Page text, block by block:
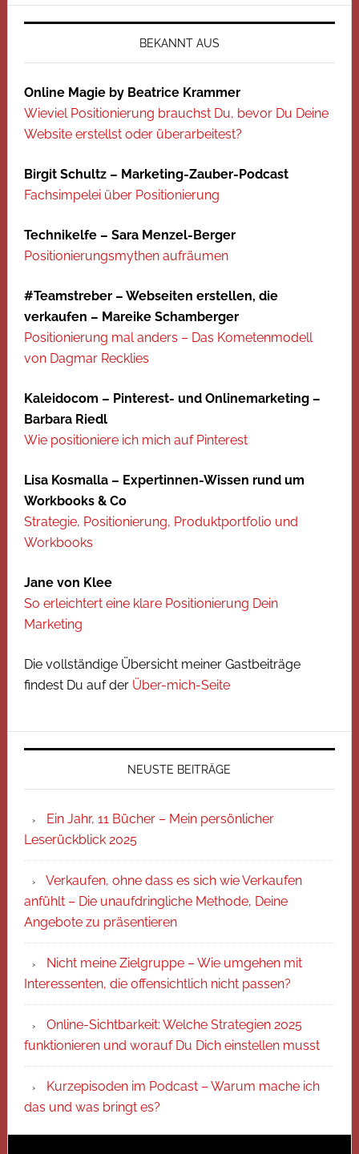
BEKANNT AUS
Online Magie by Beatrice Krammer
Wieviel Positionierung brauchst Du, bevor Du Deine
Website erstellst oder überarbeitest?
Birgit Schultz – Marketing-Zauber-Podcast
Fachsimpelei über Positionierung
Technikelfe – Sara Menzel-Berger
Positionierungsmythen aufräumen
#Teamstreber – Webseiten erstellen, die
verkaufen – Mareike Schamberger
Positionierung mal anders – Das Kometenmodell
von Dagmar Recklies
Kaleidocom – Pinterest- und Onlinemarketing –
Barbara Riedl
Wie positioniere ich mich auf Pinterest
Lisa Kosmalla – Expertinnen-Wissen rund um
Workbooks & Co
Strategie, Positionierung, Produktportfolio und
Workbooks
Jane von Klee
So erleichtert eine klare Positionierung Dein
Marketing
Die vollständige Übersicht meiner Gastbeiträge
findest Du auf der Über-mich-Seite
NEUSTE BEITRÄGE
Ein Jahr, 11 Bücher – Mein persönlicher
Leserückblick 2025
Verkaufen, ohne dass es sich wie Verkaufen
anfühlt – Die unaufdringliche Methode, Deine
Angebote zu präsentieren
Nicht meine Zielgruppe – Wie umgehen mit
Interessenten, die offensichtlich nicht passen?
Online-Sichtbarkeit: Welche Strategien 2025
funktionieren und worauf Du Dich einstellen musst
Kurzepisoden im Podcast – Warum mache ich
das und was bringt es?